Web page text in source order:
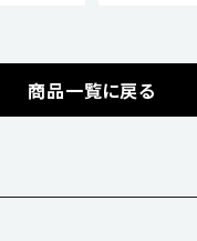
商品一覧に戻る